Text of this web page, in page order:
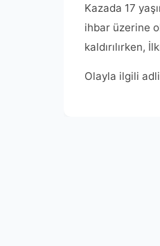
Kazada 17
ihbar üzerine
kaldırılırken,
Olayla ilgili